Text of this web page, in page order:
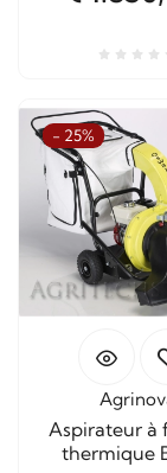
- 25%
Aspirateur à
thermique